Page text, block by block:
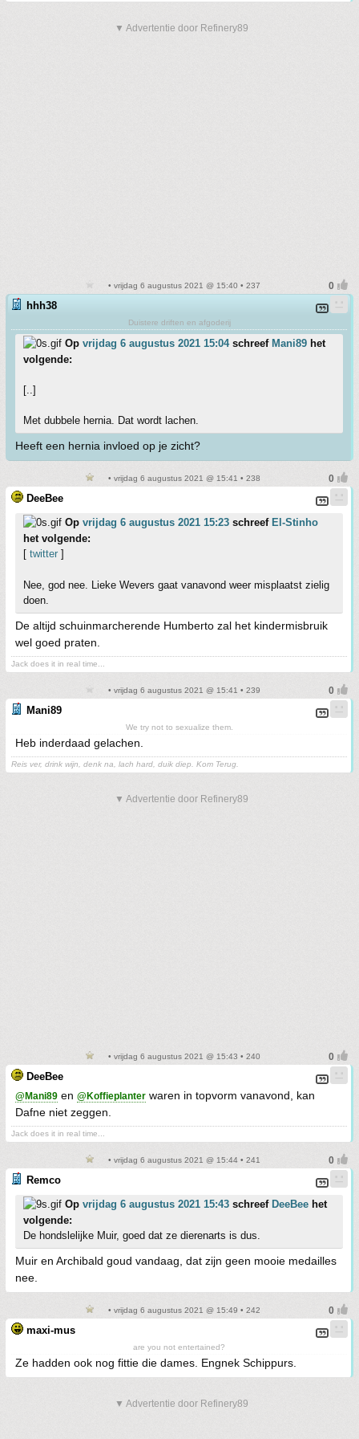
▼ Advertentie door Refinery89
• vrijdag 6 augustus 2021 @ 15:40 • 237
hhh38
Duistere driften en afgoderij
Op vrijdag 6 augustus 2021 15:04schreef Mani89 het
volgende:
[..]
Met dubbele hernia. Dat wordt lachen.
Heeft een hernia invloed op je zicht?
• vrijdag 6 augustus 2021 @ 15:41 • 238
DeeBee
Op vrijdag 6 augustus 2021 15:23 schreef El-Stinho
het volgende:
[ twitter ]
Nee, god nee. Lieke Wevers gaat vanavond weer misplaatst zielig
doen.
De altijd schuinmarcherende Humberto zal het kindermisbruik
wel goed praten.
Jack does it in real time...
• vrijdag 6 augustus 2021 @ 15:41 • 239
Mani89
We try not to sexualize them.
Heb inderdaad gelachen.
Reis ver, drink wijn, denk na, lach hard, duik diep. Kom Terug.
▼ Advertentie door Refinery89
• vrijdag 6 augustus 2021 @ 15:43 • 240
DeeBee
@Mani89 en @Koffieplanter waren in topvorm vanavond, kan
Dafne niet zeggen.
Jack does it in real time...
• vrijdag 6 augustus 2021 @ 15:44 • 241
Remco
Op vrijdag 6 augustus 2021 15:43 schreef DeeBee het
volgende:
De hondslelijke Muir, goed dat ze dierenarts is dus.
Muir en Archibald goud vandaag, dat zijn geen mooie medailles
nee.
• vrijdag 6 augustus 2021 @ 15:49 • 242
maxi-mus
are you not entertained?
Ze hadden ook nog fittie die dames. Engnek Schippurs.
▼ Advertentie door Refinery89